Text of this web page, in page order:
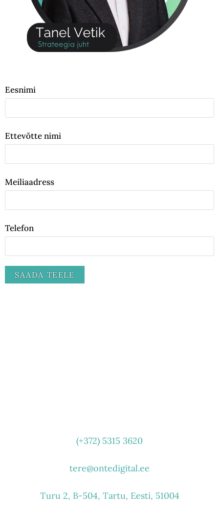
Eesnimi
Ettevõtte nimi
Meiliaadress
Telefon
(+372) 5315 3620
tere@ontedigital.ee
Turu 2, B-504, Tartu, Eesti, 51004